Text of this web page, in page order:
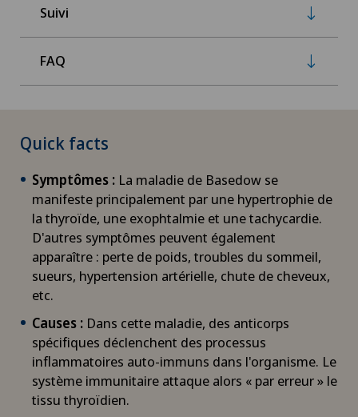
Suivi
FAQ
Quick facts
Symptômes : La maladie de Basedow se
manifeste principalement par une hypertrophie de
la thyroïde, une exophtalmie et une tachycardie.
D'autres symptômes peuvent également
apparaître : perte de poids, troubles du sommeil,
sueurs, hypertension artérielle, chute de cheveux,
etc.
Causes : Dans cette maladie, des anticorps
spécifiques déclenchent des processus
inflammatoires auto-immuns dans l'organisme. Le
système immunitaire attaque alors « par erreur » le
tissu thyroïdien.